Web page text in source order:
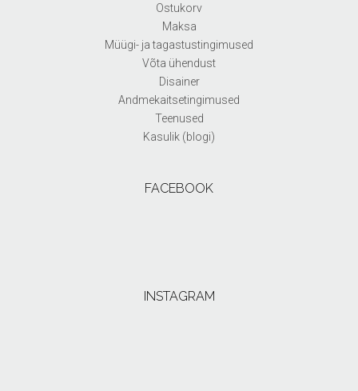
Ostukorv
Maksa
Müügi- ja tagastustingimused
Võta ühendust
Disainer
Andmekaitsetingimused
Teenused
Kasulik (blogi)
FACEBOOK
INSTAGRAM